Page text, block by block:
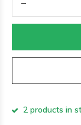
2 products in